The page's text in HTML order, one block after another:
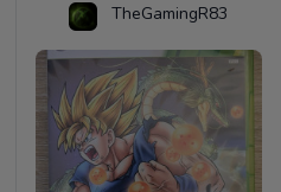
TheGamingR83